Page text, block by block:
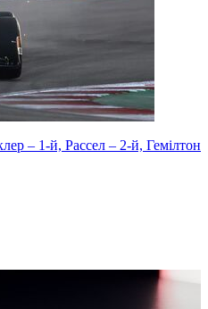
– 1-й, Рассел – 2-й, Гемілтон